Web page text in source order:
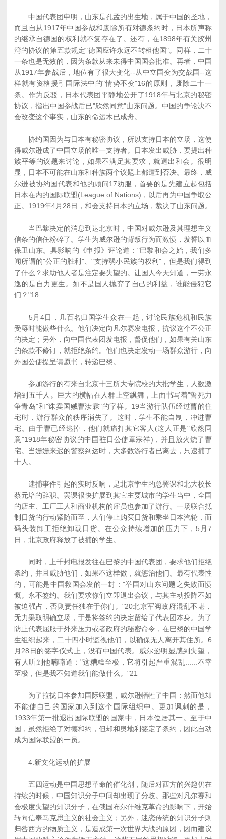
中国代表团申明，山东是孔孟的出生地，属于中国的圣地，
而且自从1917年中国参战和废除所有对德条约时，日本所声称
的继承自德国的权利就不复存在了。还有，在1898年有关胶州
湾的协议的第五款规定"德国应许永远不转租他国"。同样，二十
一条也是无效的，因为条款从来未得中国国会批准。再者，中国
从1917年参战后，地位有了很大变化--从中立国变为交战国--这
样就有资格援引国际法中的"情势不变"16的原则，废除二十一
条。作为反驳，日本代表团平静地公开了1918年与北京的秘密
协议，指出中国参战后已"欣然同意"山东问题。中国的争论决不
会改变这个事实，山东的命运木已成舟。
协约国因为与日本有秘密协议，所以支持日本的立场，这使
得威尔逊成了中国立场的唯一支持者。日本发出威胁，要提出种
族平等的议题来讨论，如果不满足其要求，就退出和会。很明
显，日本不可能在山东和种族两个议题上都遭到否决。最终，威
尔逊被协约国代表和他的顾问17劝服，首要的是先建立起包括
日本在内的国际联盟(League of Nations)，以后再为中国争取公
正。1919年4月28日，和会支持日本的立场，裁决了山东问题。
当巴黎决定的消息到达北京时，中国对威尔逊及其理想主义
信条的信任粉碎了。学生为威尔逊的背叛行为而激愤，发誓以血
保卫山东。具影响的《申报》评论道："巴黎和会之始，我们多
闻所谓的"公正的胜利"、"支持弱小民族的权利"，但是我们得到
了什么？求助他人者是注定要失望的。让国人今天知道，一劳永
逸的是自力更生。如不是国人抛弃了自己的利益，谁能侵犯它
们？"18
5月4日，几百名归国学生众在一起，讨论民族危机和民族
受辱时能做些什么。他们决定向凡尔赛发电报，抗议这个不公正
的决定；另外，向中国代表团发电报，督促他们，如果有关山东
的条款不修订，就拒绝条约。他们也决定发动一场群众游行，向
外国公使提呈请愿书，转递巴黎。
参加游行的有来自北京十三所大专院校的大批学生，人数激
增到五千人。巨大的横幅在人群上空飘舞，上面书写着"誓死力
争青岛"和"诛卖国贼曹汝霖"的字样。19当游行队伍经过曹的住
宅时，游行群众的秩序消失了。这时，学生不能自制，冲进曹
宅。由于曹已经逃掉，他们就痛打其它客人(这人正是"欣然同
意"1918年秘密协议的中国驻日公使章宗祥)，并且放火烧了曹
宅。当姗姗来迟的警察到达时，大多数游行者已离去，只逮捕了
十人。
逮捕事件引起的实时反响，是北京学生的总罢课和北大校长
蔡元培的辞职。罢课很快扩展到其它主要城市的学生当中，全国
的店主、工厂工人和商业机构的雇员也参加了游行。一场联合抵
制日货的行动紧随而至，人们停止购买日货和乘坐日本汽轮，而
码头装卸工拒绝卸载日货。在公众持续增加的压力下，5月7
日，北京政府释放了被捕的学生。
同时，上千封电报发往在巴黎的中国代表团，要求他们拒绝
条约，并且威胁他们，如果不这样做，就惩治他们。最有代表性
的，可能是中国救国会发的一封："举国对山东问题之失败而愤
慨。永不签约。我们要求你们立即退出会议，与其主动投降不如
被迫强占，否则责任独在于你们。"20北京军阀政府混乱不堪，
无力采取明确立场，于是将签约的决定留给了代表团本身。为了
防止代表屈服于外来压力或者政府的秘密命令，在巴黎的中国学
生组织起来，二十四小时监视他们，以确保无人离开其住所。6
月28日的签字仪式上，没有中国代表。威尔逊明显感到失望，
有人听到他喃喃道："这糟糕至极，它将引起严重混乱......不幸
至极，但是我不知道我们能做什么。"21
为了拉拢日本参加国际联盟，威尔逊牺牲了中国；然而他却
不能使自己的国家加入到这个国际组织中。更加讽刺的是，
1933年第一批退出国际联盟的国家中，日本位居其一。至于中
国，虽然拒绝了对德和约，但却和奥地利签定了条约，因此自动
成为国际联盟的一员。
4.新文化运动的扩展
五四运动是中国思想革命的催化剂，随后对西方的兴趣仍在
持续的时候，中国知识分子中间却出现了分歧。那些对凡尔赛和
会极度失望的知识分子，在俄国布尔什维克革命的影响下，开始
转向信奉马克思主义的社会主义；另外，迷恋传统的知识分子则
归咎西方的物质主义，是造成第一次世界大战的原因，因而建议